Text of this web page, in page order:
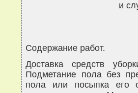
и
Содержание работ.
Доставка средств
Подметание пола без
пола или посыпка его